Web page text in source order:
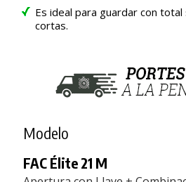
Es ideal para guardar con
cortas.
Modelo
FAC Élite 21 M